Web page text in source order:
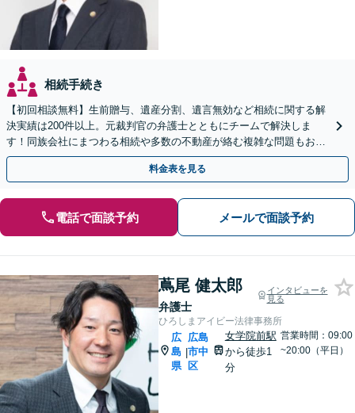
相続手続き
【初回相談無料】生前贈与、遺産分割、遺言無効など相続に関する解
決実績は200件以上。元裁判官の弁護士とともにチームで解決しま
す！同族会社にまつわる相続や多数の不動産が絡む複雑な問題もお任
せ【生前対策】相続トラブルを未然に防ぐアドバイスも可
料金表を見る
電話で面談予約 メールで面談予約
蔦尾 健太郎
弁護士
インタビューを
見る
ひろしまアイビー法律事務所
広
島
県
|
広島
市中
区
女学院前駅
から徒歩1
分
営業時間：09:00
~20:00（平日）